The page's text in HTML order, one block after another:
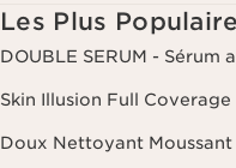
Les Plus
DOUBLE SERUM -
Skin Illusion Full Coverage
Doux Nettoyant